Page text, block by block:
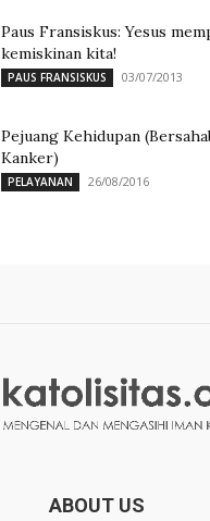
Paus Fransiskus: Yesus
kemiskinan kita!
PAUS FRANSISKUS 03/07/2013
Pejuang Kehidupan
Kanker)
PELAYANAN 26/08/2016
ABOUT US